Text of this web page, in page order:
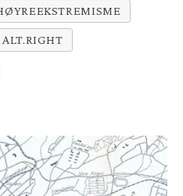
ALT.RIGHT